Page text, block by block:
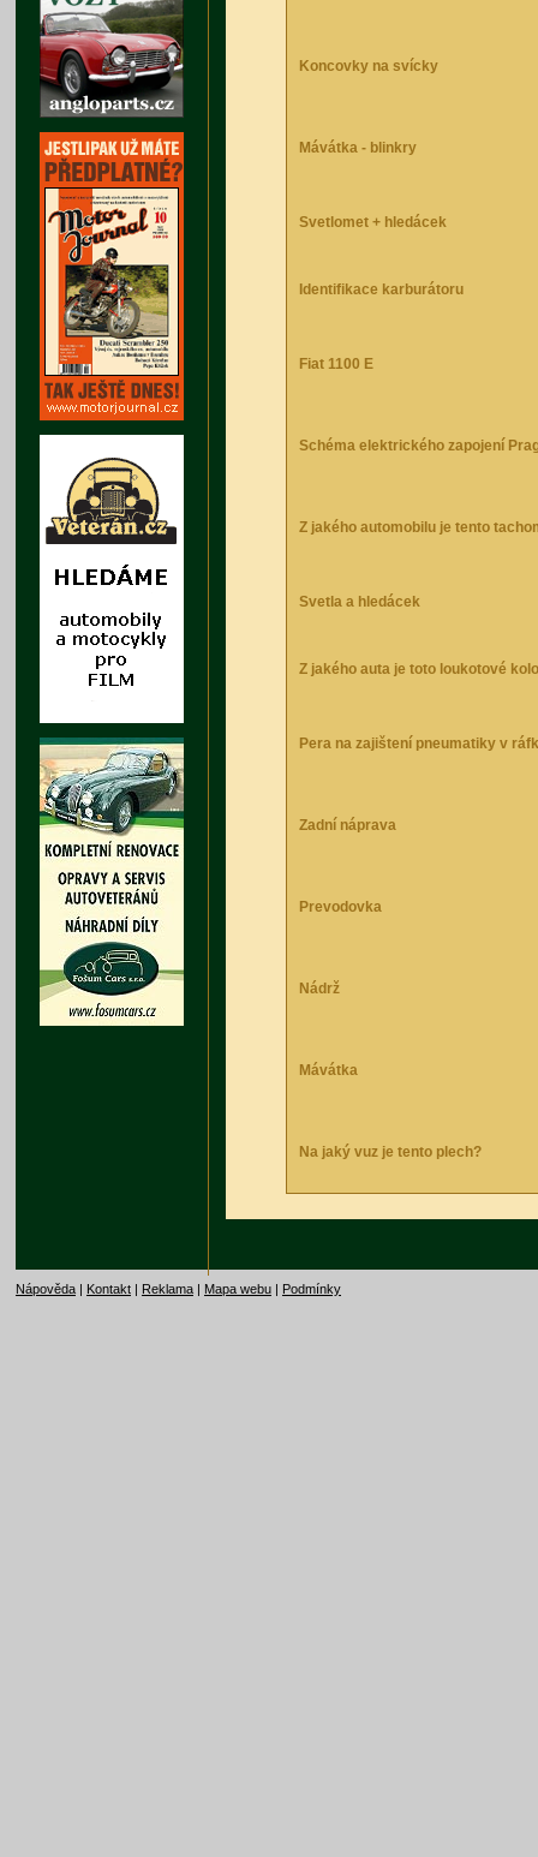
Koncovky na svícky
Mávátka - blinkry
Svetlomet + hledácek
Identifikace karburátoru
Fiat 1100 E
Schéma elektrického zapojení
Z jakého automobilu je tento
Svetla a hledácek
Z jakého auta je toto loukotové
Pera na zajištení pneumatiky v
Zadní náprava
Prevodovka
Nádrž
Mávátka
Na jaký vuz je tento plech?
Nápověda | Kontakt | Reklama | Mapa webu | Podmínky